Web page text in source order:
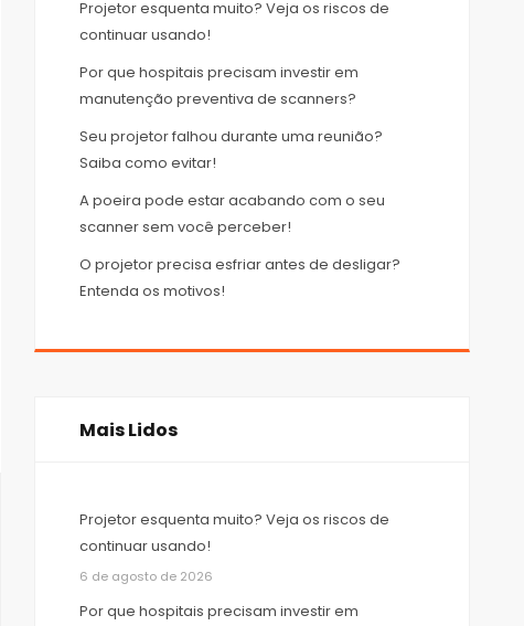
Projetor esquenta muito? Veja os riscos de
continuar usando!
Por que hospitais precisam investir em
manutenção preventiva de scanners?
Seu projetor falhou durante uma reunião?
Saiba como evitar!
A poeira pode estar acabando com o seu
scanner sem você perceber!
O projetor precisa esfriar antes de desligar?
Entenda os motivos!
Mais Lidos
Projetor esquenta muito? Veja os riscos de
continuar usando!
6 de agosto de 2026
Por que hospitais precisam investir em